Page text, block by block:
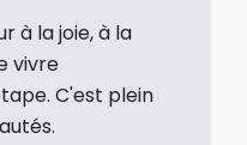
à la joie, à la
vivre
C'est plein